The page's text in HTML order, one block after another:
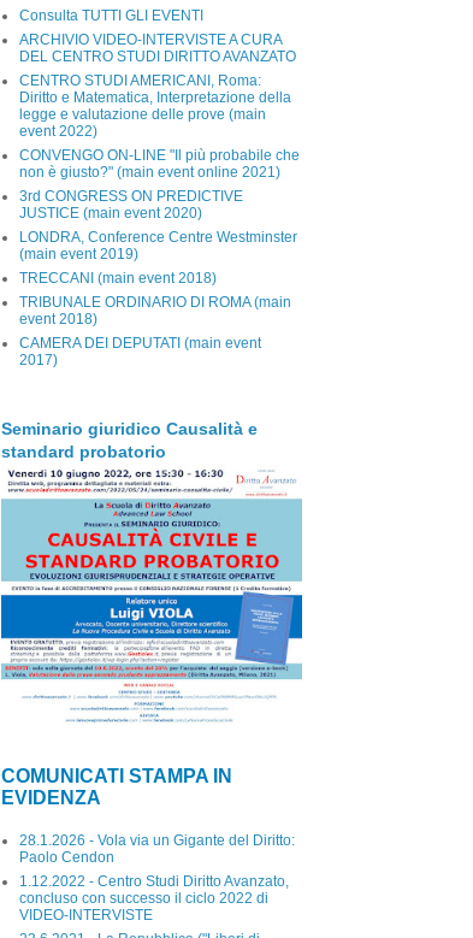
Consulta TUTTI GLI EVENTI
ARCHIVIO VIDEO-INTERVISTE A CURA
DEL CENTRO STUDI DIRITTO AVANZATO
CENTRO STUDI AMERICANI, Roma:
Diritto e Matematica, Interpretazione della
legge e valutazione delle prove (main
event 2022)
CONVENGO ON-LINE "Il più probabile che
non è giusto?" (main event online 2021)
3rd CONGRESS ON PREDICTIVE
JUSTICE (main event 2020)
LONDRA, Conference Centre Westminster
(main event 2019)
TRECCANI (main event 2018)
TRIBUNALE ORDINARIO DI ROMA (main
event 2018)
CAMERA DEI DEPUTATI (main event
2017)
Seminario giuridico Causalità e
standard probatorio
COMUNICATI STAMPA IN
EVIDENZA
28.1.2026 - Vola via un Gigante del Diritto:
Paolo Cendon
1.12.2022 - Centro Studi Diritto Avanzato,
concluso con successo il ciclo 2022 di
VIDEO-INTERVISTE